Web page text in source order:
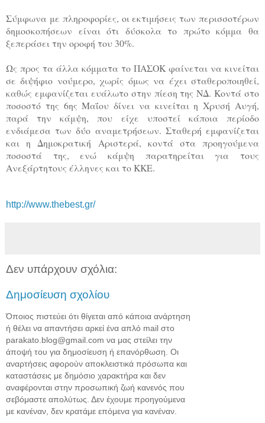
Σύμφωνα με πληροφορίες, οι εκτιμήσεις των περισσοτέρων
δημοσκοπήσεων είναι ότι δύσκολα το πρώτο κόμμα θα
ξεπεράσει την οροφή του 30%.
Ως προς τα άλλα κόμματα το ΠΑΣΟΚ φαίνεται να κινείται
σε διψήφιο νούμερο, χωρίς όμως να έχει σταθεροποιηθεί,
καθώς εμφανίζεται ευάλωτο στην πίεση της ΝΔ. Κοντά στο
ποσοστό της 6ης Μαΐου δίνει να κινείται η Χρυσή Αυγή,
παρά την κάμψη, που είχε υποστεί κάποια περίοδο
ενδιάμεσα των δύο αναμετρήσεων. Σταθερή εμφανίζεται
και η Δημοκρατική Αριστερά, κοντά στα προηγούμενα
ποσοστά της, ενώ κάμψη παρατηρείται για τους
Ανεξάρτητους έλληνες και το ΚΚΕ.
http://www.thebest.gr/
Δεν υπάρχουν σχόλια:
Δημοσίευση σχολίου
Όποιος πιστεύει ότι θίγεται από κάποια ανάρτηση
ή θέλει να απαντήσει αρκεί ένα απλό mail στο
parakato.blog@gmail.com να μας στείλει την
άποψή του για δημοσίευση ή επανόρθωση. Οι
αναρτήσεις αφορούν αποκλειστικά πρόσωπα και
καταστάσεις με δημόσιο χαρακτήρα και δεν
αναφέρονται στην προσωπική ζωή κανενός που
σεβόμαστε απολύτως. Δεν έχουμε προηγούμενα
με κανέναν, δεν κρατάμε επόμενα για κανέναν.